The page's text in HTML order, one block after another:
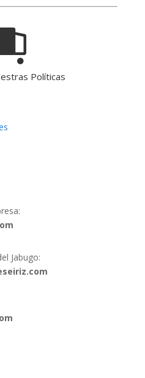
Políticas
Jabugo: